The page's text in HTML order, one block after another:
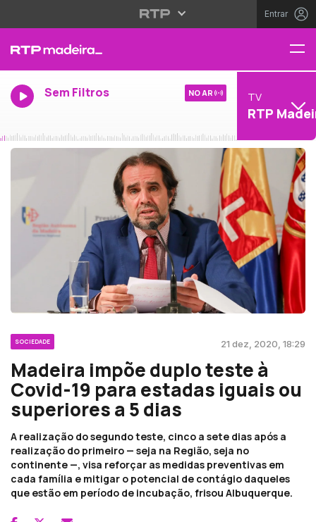
Entrar
Sem Filtros NO AR TV
RTP
SOCIEDADE 21 dez, 2020, 18:29
Madeira impõe duplo teste à
Covid-19 para estadas iguais ou
superiores a 5 dias
A realização do segundo teste, cinco a sete dias após a
realização do primeiro — seja na Região, seja no
continente —, visa reforçar as medidas preventivas em
cada família e mitigar o potencial de contágio daqueles
que estão em período de incubação, frisou Albuquerque.